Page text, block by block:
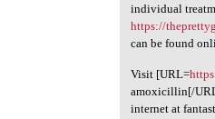
individual
https://
can be found
Visit [URL=
amoxicillin[/
internet at